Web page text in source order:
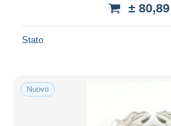
±
Stato
Nuovo